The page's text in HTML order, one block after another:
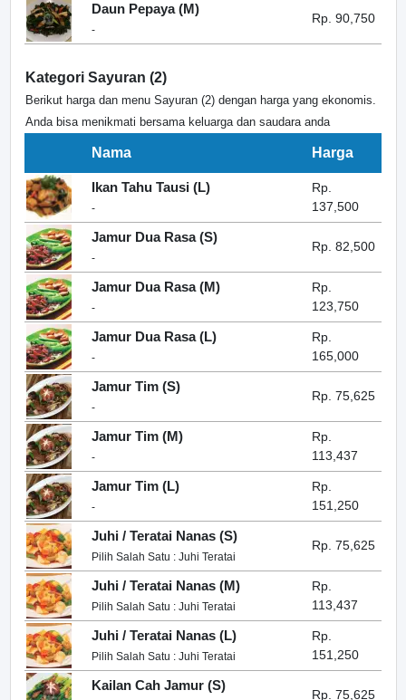
Daun Pepaya (M)
-
Rp. 90,750
Kategori Sayuran (2)
Berikut harga dan menu Sayuran (2) dengan harga yang ekonomis.
Anda bisa menikmati bersama keluarga dan saudara anda
Nama Harga
Ikan Tahu Tausi (L)
-
Rp.
137,500
Jamur Dua Rasa (S)
-
Rp. 82,500
Jamur Dua Rasa (M)
-
Rp.
123,750
Jamur Dua Rasa (L)
-
Rp.
165,000
Jamur Tim (S)
-
Rp. 75,625
Jamur Tim (M)
-
Rp.
113,437
Jamur Tim (L)
-
Rp.
151,250
Juhi / Teratai Nanas (S)
Pilih Salah Satu : Juhi Teratai
Rp. 75,625
Juhi / Teratai Nanas (M)
Pilih Salah Satu : Juhi Teratai
Rp.
113,437
Juhi / Teratai Nanas (L)
Pilih Salah Satu : Juhi Teratai
Rp.
151,250
Kailan Cah Jamur (S)
Rp. 75,625